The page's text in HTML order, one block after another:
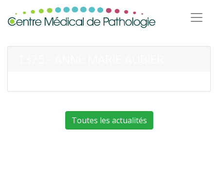
Toutes les actualités